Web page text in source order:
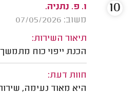
ו. פ. נתניה.
משוב: 07/05/2026
תיאור השירות:
הכנת ייפוי כוח מתמשך
חוות דעת:
היא מאוד נעימה,
10